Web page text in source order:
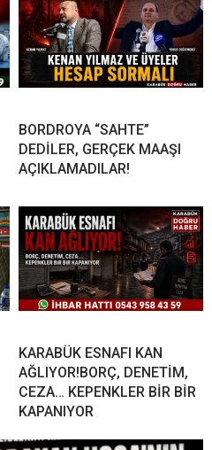
BORDROYA “SAHTE”
DEDİLER, GERÇEK MAAŞI
AÇIKLAMADILAR!
KARABÜK ESNAFI KAN
AĞLIYOR!BORÇ, DENETİM,
CEZA… KEPENKLER BİR BİR
KAPANIYOR